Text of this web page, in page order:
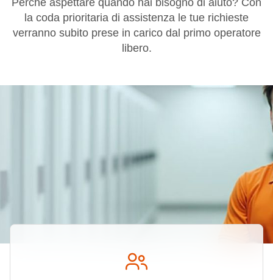
la coda prioritaria di assistenza le tue richieste
verranno subito prese in carico dal primo operatore
libero.